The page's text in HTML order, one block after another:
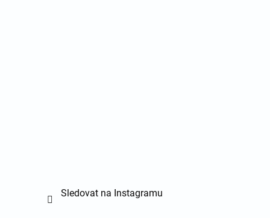
Sledovat na Instagramu